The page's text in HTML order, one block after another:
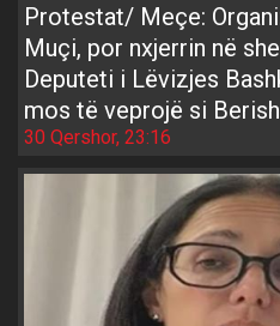
Protestat/ Meçe:
Muçi, por nxjerrin në
Deputeti i Lëvizjes
mos të veprojë si
30 Qershor, 23:16